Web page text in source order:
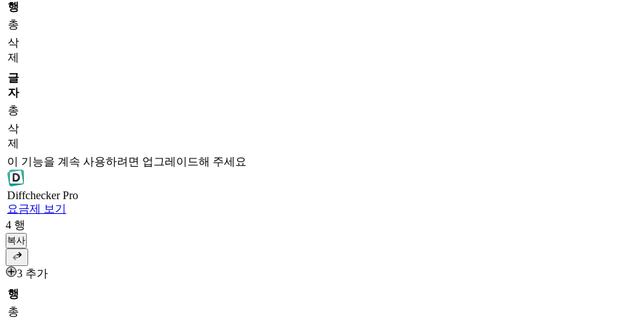
행
총
삭
제
글
자
총
삭
제
이 기능을 계속 사용하려면 업그레이드해 주세요
DiffcheckerPro
요금제 보기
4 행
복사
3 추가
행
총